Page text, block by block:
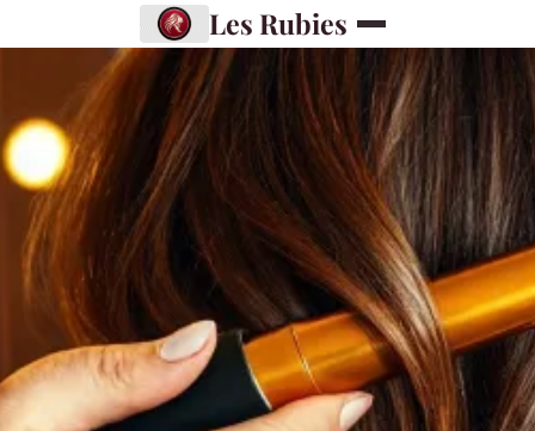
Les Rubies